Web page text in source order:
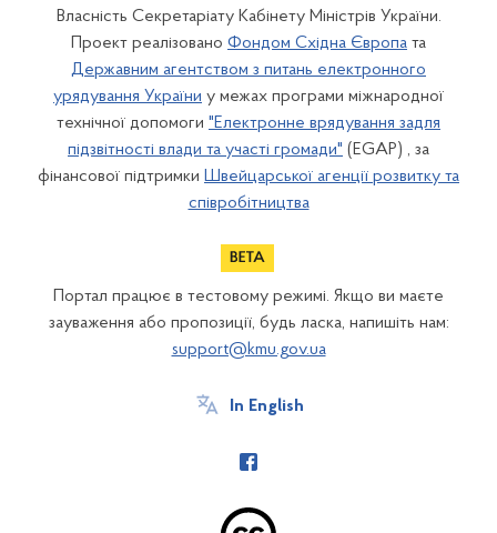
Власність Секретаріату Кабінету Міністрів України.
Проект реалізовано Фондом Східна Європа та
Державним агентством з питань електронного
урядування України у межах програми міжнародної
технічної допомоги "Електронне врядування задля
підзвітності влади та участі громади" (EGAP) , за
фінансової підтримки Швейцарської агенції розвитку та
співробітництва
Портал працює в тестовому режимі. Якщо ви маєте
зауваження або пропозиції, будь ласка, напишіть нам:
support@kmu.gov.ua
In English